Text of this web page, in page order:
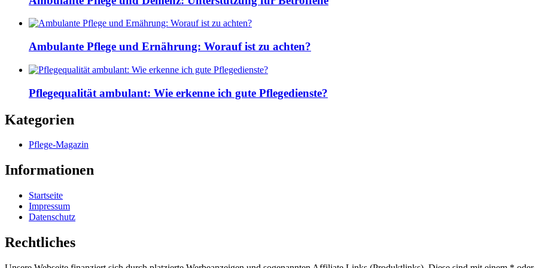
Ambulante Pflege und Ernährung: Worauf ist zu achten?
Pflegequalität ambulant: Wie erkenne ich gute Pflegedienste?
Kategorien
Pflege-Magazin
Informationen
Startseite
Impressum
Datenschutz
Rechtliches